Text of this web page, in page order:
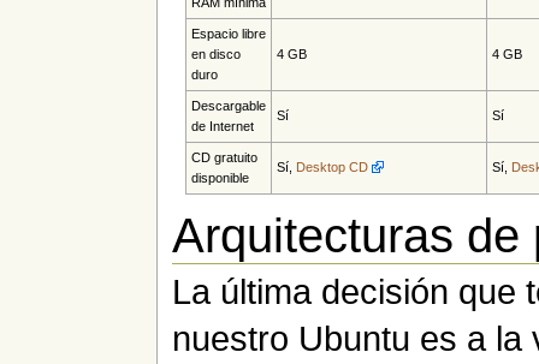
Espacio libre
en disco
duro
4 GB 4 GB
Descargable
de Internet
Sí Sí
CD gratuito
disponible
Sí, Desktop CD Sí,
Arquitecturas de
La última decisión que
nuestro Ubuntu es a